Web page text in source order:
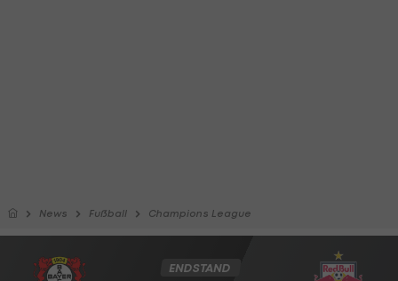
News Fußball Champions League
ENDSTAND